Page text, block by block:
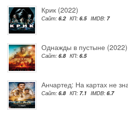
Крик (2022)
Сайт: 6.2 КП: 6.5 IMDB: 7
Однажды в пустыне (2022)
Сайт: 6.8 КП: 6.5
Анчартед: На картах не
Сайт: 6.8 КП: 7.1 IMDB: 6.7